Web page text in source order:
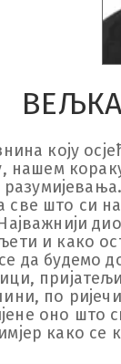
коју
нашем
што си
и како
да будемо
по
оно што
како